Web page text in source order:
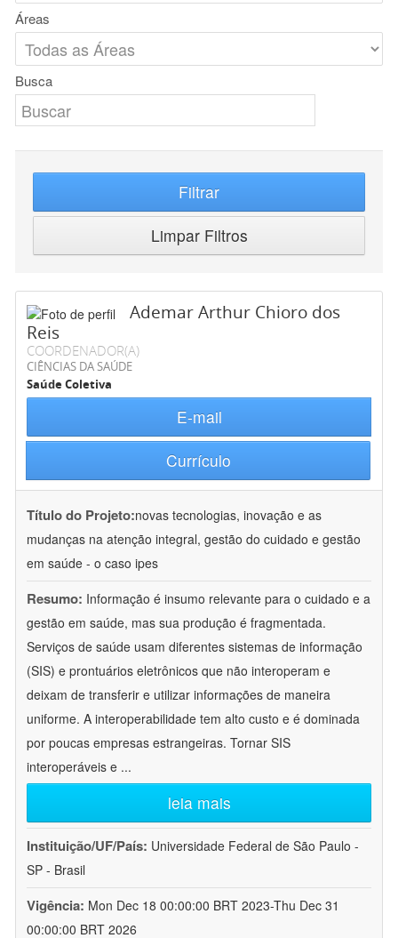
Áreas
Busca
Filtrar
Limpar Filtros
Ademar Arthur Chioro dos
Reis
COORDENADOR(A)
CIÊNCIAS DA SAÚDE
Saúde Coletiva
E-mail
Currículo
Título do Projeto:novas tecnologias, inovação e as
mudanças na atenção integral, gestão do cuidado e gestão
em saúde - o caso ipes
Resumo: Informação é insumo relevante para o cuidado e a
gestão em saúde, mas sua produção é fragmentada.
Serviços de saúde usam diferentes sistemas de informação
(SIS) e prontuários eletrônicos que não interoperam e
deixam de transferir e utilizar informações de maneira
uniforme. A interoperabilidade tem alto custo e é dominada
por poucas empresas estrangeiras. Tornar SIS
interoperáveis e ...
leia mais
Instituição/UF/País: Universidade Federal de São Paulo -
SP - Brasil
Vigência: Mon Dec 18 00:00:00 BRT 2023-Thu Dec 31
00:00:00 BRT 2026